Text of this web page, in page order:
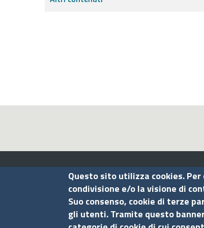
Assocamerestero
Contatti
Questo sito utilizza cookies.
condivisione e/o la visione di
Suo consenso, cookie di terze
gli utenti. Tramite questo